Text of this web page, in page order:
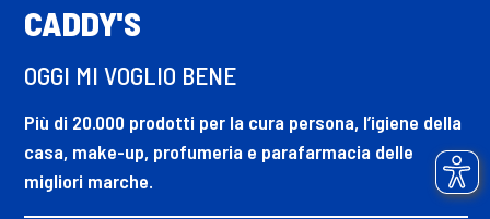
CADDY'S
OGGI MI VOGLIO BENE
Più di 20.000 prodotti per la cura persona, l’igiene della
casa, make-up, profumeria e parafarmacia delle
migliori marche.